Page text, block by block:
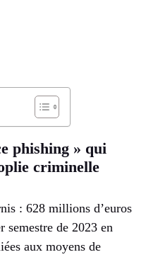
phishing » qui
criminelle
: 628 millions d’euros
semestre de 2023 en
aux moyens de